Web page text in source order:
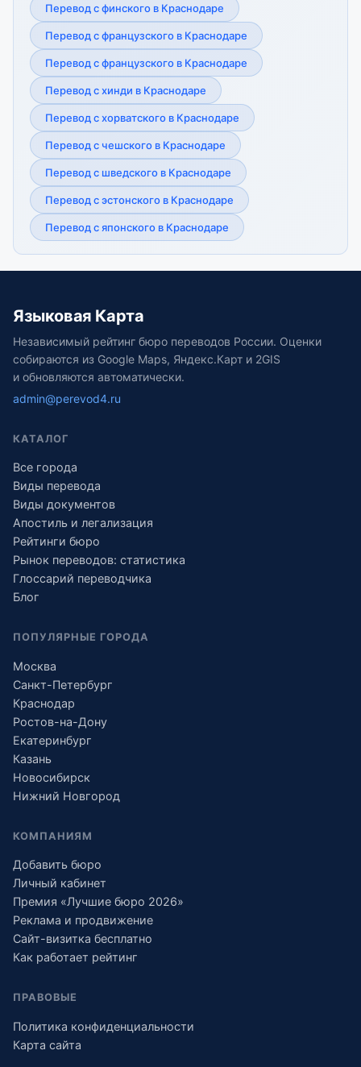
Перевод с финского в Краснодаре
Перевод с французского в Краснодаре
Перевод с французского в Краснодаре
Перевод с хинди в Краснодаре
Перевод с хорватского в Краснодаре
Перевод с чешского в Краснодаре
Перевод с шведского в Краснодаре
Перевод с эстонского в Краснодаре
Перевод с японского в Краснодаре
Языковая Карта
Независимый рейтинг бюро переводов России. Оценки
собираются из Google Maps, Яндекс.Карт и 2GIS
и обновляются автоматически.
admin@perevod4.ru
КАТАЛОГ
Все города
Виды перевода
Виды документов
Апостиль и легализация
Рейтинги бюро
Рынок переводов: статистика
Глоссарий переводчика
Блог
ПОПУЛЯРНЫЕ ГОРОДА
Москва
Санкт-Петербург
Краснодар
Ростов-на-Дону
Екатеринбург
Казань
Новосибирск
Нижний Новгород
КОМПАНИЯМ
Добавить бюро
Личный кабинет
Премия «Лучшие бюро 2026»
Реклама и продвижение
Сайт-визитка бесплатно
Как работает рейтинг
ПРАВОВЫЕ
Политика конфиденциальности
Карта сайта